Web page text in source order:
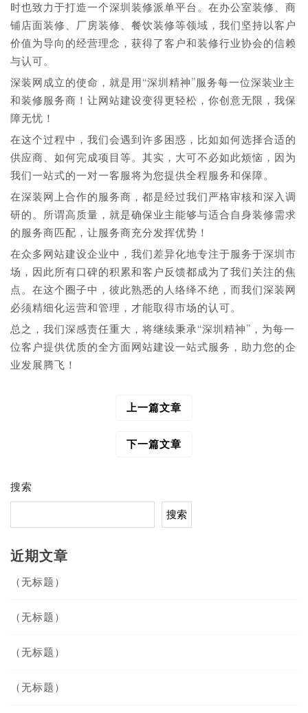
时也致力于打造一个深圳装修派单平台。在办公室装修、商
铺店面装修、厂房装修、餐饮装修等领域，我们坚持以客户
价值为导向的经营理念，获得了客户和装修行业协会的信赖
与认可。
深装网成立的使命，就是用“深圳精神”服务每一位深装业主
和装修服务商！让网站建设变得更轻松，你创意无限，我保
障无忧！
在这个过程中，我们会遇到许多困惑，比如如何选择合适的
供应商、如何完成项目等。其实，大可不必如此烦恼，因为
我们一站式的一对一客服将为您提供全程服务和保障。
在深装网上合作的服务商，都是经过我们严格审核和深入调
研的。所谓高质量，就是确保业主能够与适合自身装修需求
的服务商匹配，让服务商充分发挥优势！
在众多网站建设企业中，我们差异化地专注于服务于深圳市
场，因此所有口碑的积累和客户反馈都成为了我们关注的焦
点。在这个圈子中，彼此熟悉的人络绎不绝，而我们深装网
必须精细化运营和管理，才能取得市场的认可。
总之，我们深感责任重大，将继续秉承“深圳精神”，为每一
位客户提供优质的全方面网站建设一站式服务，助力您的企
业发展腾飞！
上一篇文章
下一篇文章
搜索
搜索
近期文章
（无标题）
（无标题）
（无标题）
（无标题）